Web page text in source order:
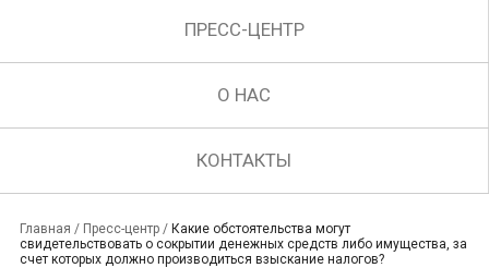
ПРЕСС-ЦЕНТР
О НАС
КОНТАКТЫ
Главная / Пресс-центр/ Какие обстоятельства могут
свидетельствовать о сокрытии денежных средств либо имущества, за
счет которых должно производиться взыскание налогов?